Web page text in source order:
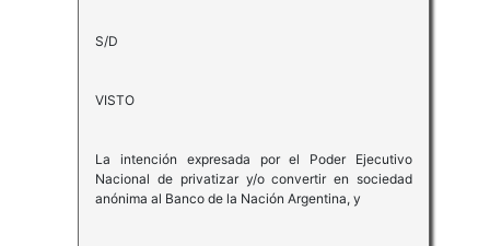
S/D
VISTO
La intención expresada por el Poder Ejecutivo
Nacional de privatizar y/o convertir en sociedad
anónima al Banco de la Nación Argentina, y